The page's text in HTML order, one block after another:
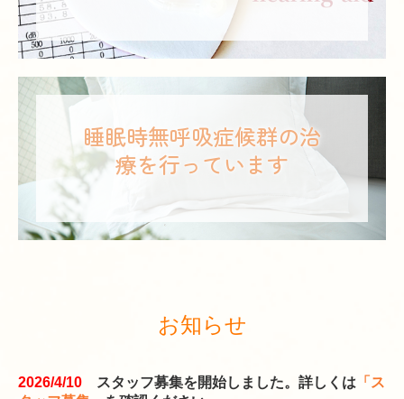
睡眠時無呼吸症候群の治
療を行っています
お知らせ
2026/4/10 スタッフ募集を開始しました。詳しくは 「ス